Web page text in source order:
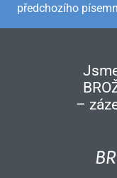
předchozího
–